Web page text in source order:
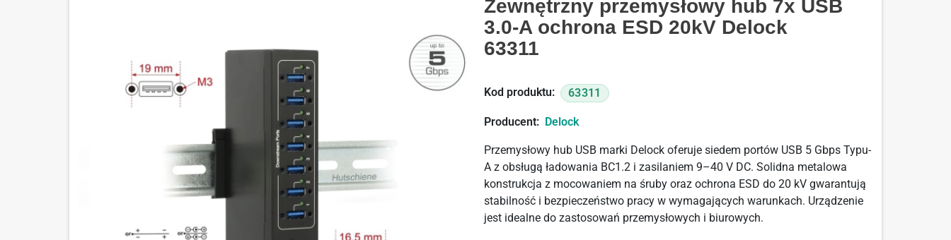
Zewnętrzny przemysłowy hub 7x USB
3.0-A ochrona ESD 20kV Delock
63311
Kod produktu: 63311
Producent: Delock
Przemysłowy hub USB marki Delock oferuje siedem portów USB 5 Gbps Typu-
A z obsługą ładowania BC1.2 i zasilaniem 9–40 V DC. Solidna metalowa
konstrukcja z mocowaniem na śruby oraz ochrona ESD do 20 kV gwarantują
stabilność i bezpieczeństwo pracy w wymagających warunkach. Urządzenie
jest idealne do zastosowań przemysłowych i biurowych.